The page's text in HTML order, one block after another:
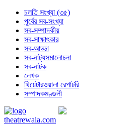
চলতি সংখ্যা (৩৫)
পূর্বের সব-সংখ্যা
সব-সম্পাদকীয়
সব-সাক্ষাৎকার
সব-আড্ডা
সব-নাট্যসমালোচনা
সব-নাটক
লেখক
থিয়েটারওয়ালা রেপাটরি
সম্পাদকমণ্ডলী